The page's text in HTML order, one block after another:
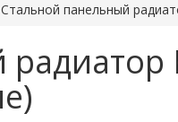
Стальной панельный